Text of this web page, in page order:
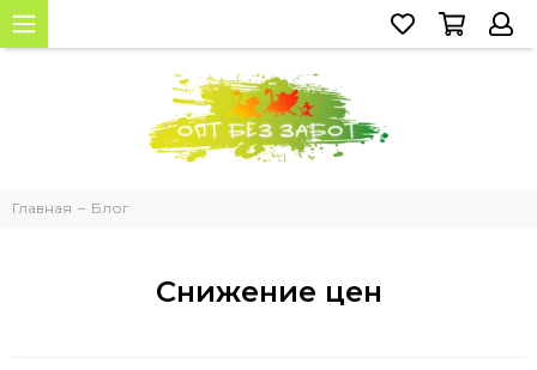
Главная Блог
Снижение цен